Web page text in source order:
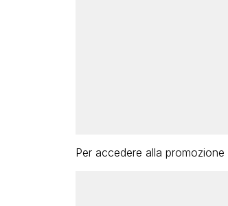
Per accedere alla